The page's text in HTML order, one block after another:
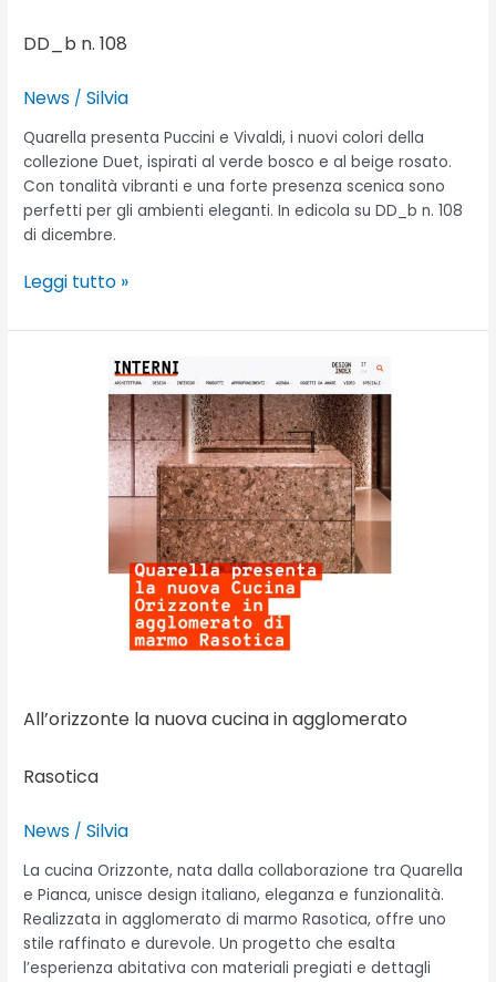
DD_b n. 108
News /Silvia
Quarella presenta Puccini e Vivaldi, i nuovi colori della
collezione Duet, ispirati al verde bosco e al beige rosato.
Con tonalità vibranti e una forte presenza scenica sono
perfetti per gli ambienti eleganti. In edicola su DD_b n. 108
di dicembre.
Leggi tutto »
All’orizzonte la nuova cucina in agglomerato
Rasotica
News /Silvia
La cucina Orizzonte, nata dalla collaborazione tra Quarella
e Pianca, unisce design italiano, eleganza e funzionalità.
Realizzata in agglomerato di marmo Rasotica, offre uno
stile raffinato e durevole. Un progetto che esalta
l’esperienza abitativa con materiali pregiati e dettagli
All’orizzonte
agglomerato